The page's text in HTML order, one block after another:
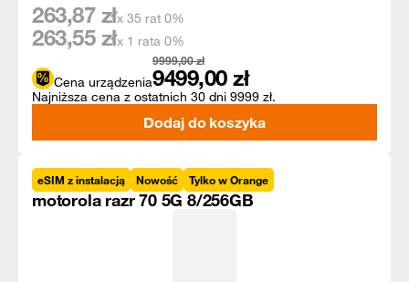
Cena urządzenia
9999,00zł
9499,00 zł
263,87 złx 35 rat 0%
263,55 złx 1 rata 0%
Najniższa cena z ostatnich 30 dni 9999 zł.
Dodaj do koszyka
eSIM z instalacją Nowość Tylko w Orange
motorola razr 70 5G 8/256GB